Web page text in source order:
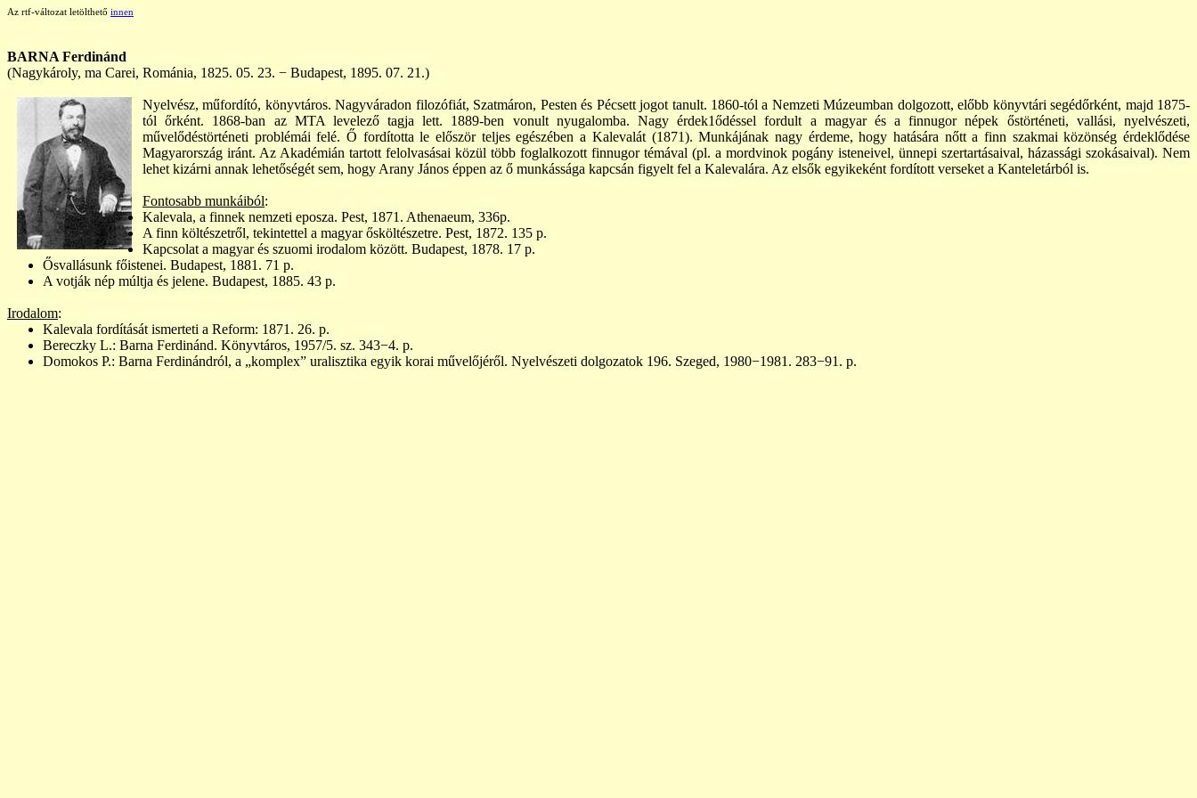
Az rtf-változat letölthető innen
BARNA Ferdinánd
(Nagykároly, ma Carei, Románia, 1825. 05. 23. − Budapest, 1895. 07. 21.)
Nyelvész, műfordító, könyvtáros. Nagyváradon filozófiát, Szatmáron, Pesten és Pécsett jogot tanult. 1860-tól a Nemzeti Múzeumban dolgozott, előbb könyvtári segédőrként, majd 1875-
tól őrként. 1868-ban az MTA levelező tagja lett. 1889-ben vonult nyugalomba. Nagy érdek1ődéssel fordult a magyar és a finnugor népek őstörténeti, vallási, nyelvészeti,
művelődéstörténeti problémái felé. Ő fordította le először teljes egészében a Kalevalát (1871). Munkájának nagy érdeme, hogy hatására nőtt a finn szakmai közönség érdeklődése
Magyarország iránt. Az Akadémián tartott felolvasásai közül több foglalkozott finnugor témával (pl. a mordvinok pogány isteneivel, ünnepi szertartásaival, házassági szokásaival). Nem
lehet kizárni annak lehetőségét sem, hogy Arany János éppen az ő munkássága kapcsán figyelt fel a Kalevalára. Az elsők egyikeként fordított verseket a Kanteletárból is.
Fontosabb munkáiból:
Kalevala, a finnek nemzeti eposza. Pest, 1871. Athenaeum, 336p.
A finn költészetről, tekintettel a magyar ősköltészetre. Pest, 1872. 135 p.
Kapcsolat a magyar és szuomi irodalom között. Budapest, 1878. 17 p.
Ősvallásunk főistenei. Budapest, 1881. 71 p.
A votják nép múltja és jelene. Budapest, 1885. 43 p.
Irodalom:
Kalevala fordítását ismerteti a Reform: 1871. 26. p.
Bereczky L.: Barna Ferdinánd. Könyvtáros, 1957/5. sz. 343−4. p.
Domokos P.: Barna Ferdinándról, a „komplex” uralisztika egyik korai művelőjéről. Nyelvészeti dolgozatok 196. Szeged, 1980−1981. 283−91. p.